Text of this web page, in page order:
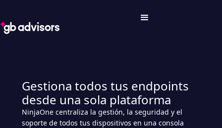
Gestiona todos tus endpoints
desde una sola plataforma
NinjaOne centraliza la gestión, la seguridad y el
soporte de todos tus dispositivos en una consola